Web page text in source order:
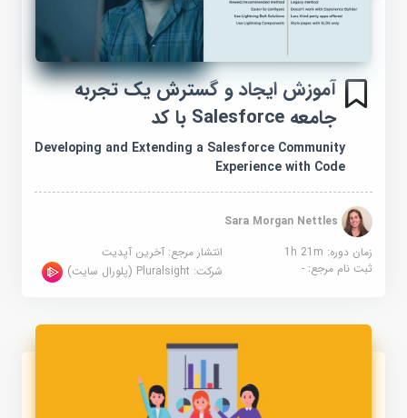
آموزش ایجاد و گسترش یک تجربه
جامعه Salesforce با کد
Developing and Extending a Salesforce Community
Experience with Code
Sara Morgan Nettles
زمان دوره: 1h 21m
انتشار مرجع:آخرین آپدیت
ثبت نام مرجع:- شرکت:Pluralsight (پلورال سایت)